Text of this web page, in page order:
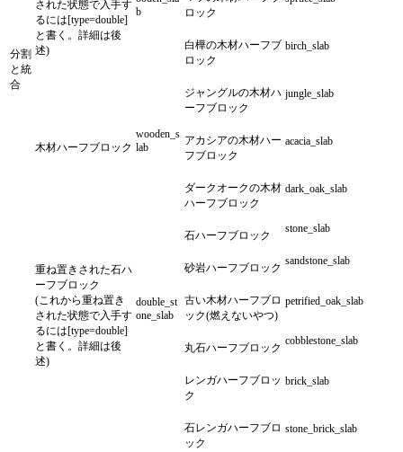
分割
と統
合
された状態で入手す
るには[type=double]
と書く。詳細は後
述)
b
ロック
白樺の木材ハーフブ
ロック
birch_slab
木材ハーフブロック
wooden_s
lab
ジャングルの木材ハ
ーフブロック
jungle_slab
アカシアの木材ハー
フブロック
acacia_slab
ダークオークの木材
ハーフブロック
dark_oak_slab
重ね置きされた石ハ
ーフブロック
(これから重ね置き
された状態で入手す
るには[type=double]
と書く。詳細は後
述)
double_st
one_slab
石ハーフブロック
stone_slab
砂岩ハーフブロック
sandstone_slab
古い木材ハーフブロ
ック(燃えないやつ)
petrified_oak_slab
丸石ハーフブロック
cobblestone_slab
レンガハーフブロッ
ク
brick_slab
石レンガハーフブロ
ック
stone_brick_slab